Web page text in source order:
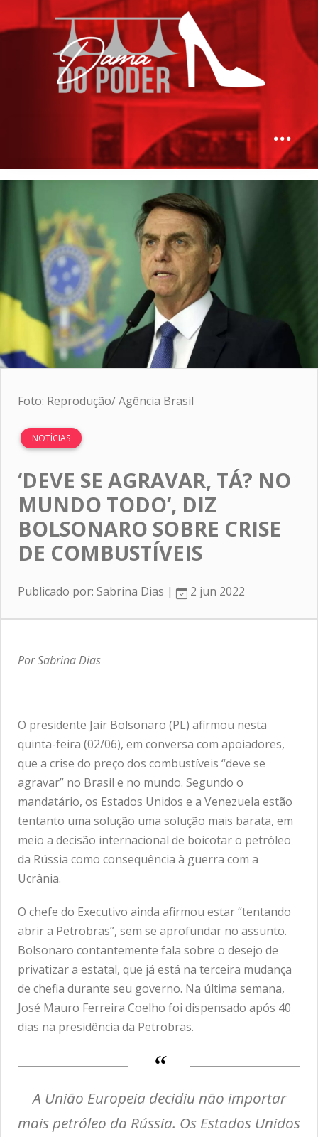
Foto: Reprodução/ Agência Brasil
NOTÍCIAS
‘DEVE SE AGRAVAR, TÁ? NO
MUNDO TODO’, DIZ
BOLSONARO SOBRE CRISE
DE COMBUSTÍVEIS
Publicado por: Sabrina Dias | 2 jun 2022
Por Sabrina Dias
O presidente Jair Bolsonaro (PL) afirmou nesta
quinta-feira (02/06), em conversa com apoiadores,
que a crise do preço dos combustíveis “deve se
agravar” no Brasil e no mundo. Segundo o
mandatário, os Estados Unidos e a Venezuela estão
tentanto uma solução uma solução mais barata, em
meio a decisão internacional de boicotar o petróleo
da Rússia como consequência à guerra com a
Ucrânia.
O chefe do Executivo ainda afirmou estar “tentando
abrir a Petrobras”, sem se aprofundar no assunto.
Bolsonaro contantemente fala sobre o desejo de
privatizar a estatal, que já está na terceira mudança
de chefia durante seu governo. Na última semana,
José Mauro Ferreira Coelho foi dispensado após 40
dias na presidência da Petrobras.
A União Europeia decidiu não importar
mais petróleo da Rússia. Os Estados Unidos